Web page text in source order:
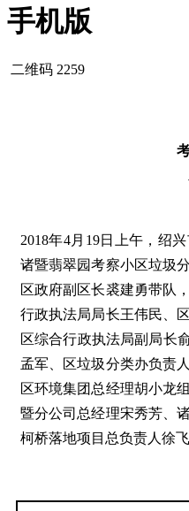
手机版
二维码 2259
2018年4月19日上午，绍
诸暨翡翠园考察小区垃圾
区政府副区长裘建勇带队
行政执法局局长王伟民、
区综合行政执法局副局长
孟军、区垃圾分类办负责
区环境集团总经理胡小龙
暨分公司总经理宋秀芳、
柯桥落地项目总负责人徐